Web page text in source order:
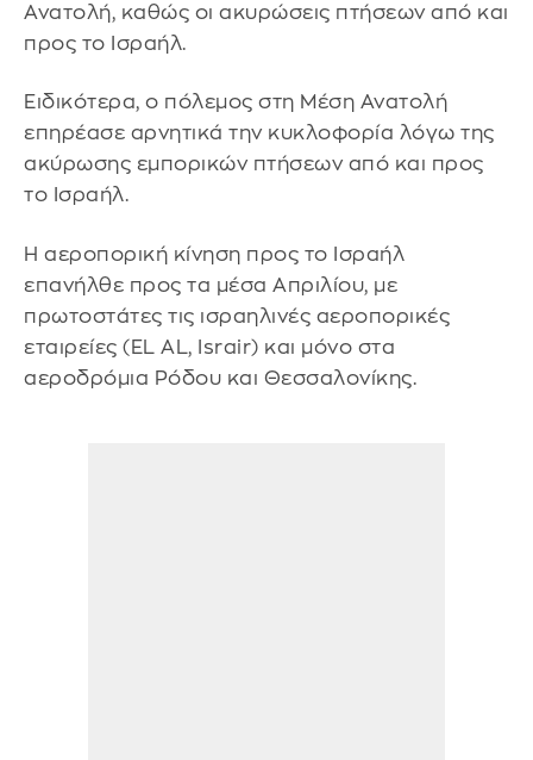
Ανατολή, καθώς οι ακυρώσεις πτήσεων από και
προς το Ισραήλ.
Ειδικότερα, ο πόλεμος στη Μέση Ανατολή
επηρέασε αρνητικά την κυκλοφορία λόγω της
ακύρωσης εμπορικών πτήσεων από και προς
το Ισραήλ.
Η αεροπορική κίνηση προς το Ισραήλ
επανήλθε προς τα μέσα Απριλίου, με
πρωτοστάτες τις ισραηλινές αεροπορικές
εταιρείες (EL AL, Israir) και μόνο στα
αεροδρόμια Ρόδου και Θεσσαλονίκης.